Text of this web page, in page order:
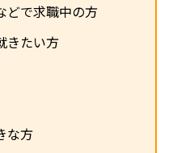
どで求職中の方
きたい方
な方